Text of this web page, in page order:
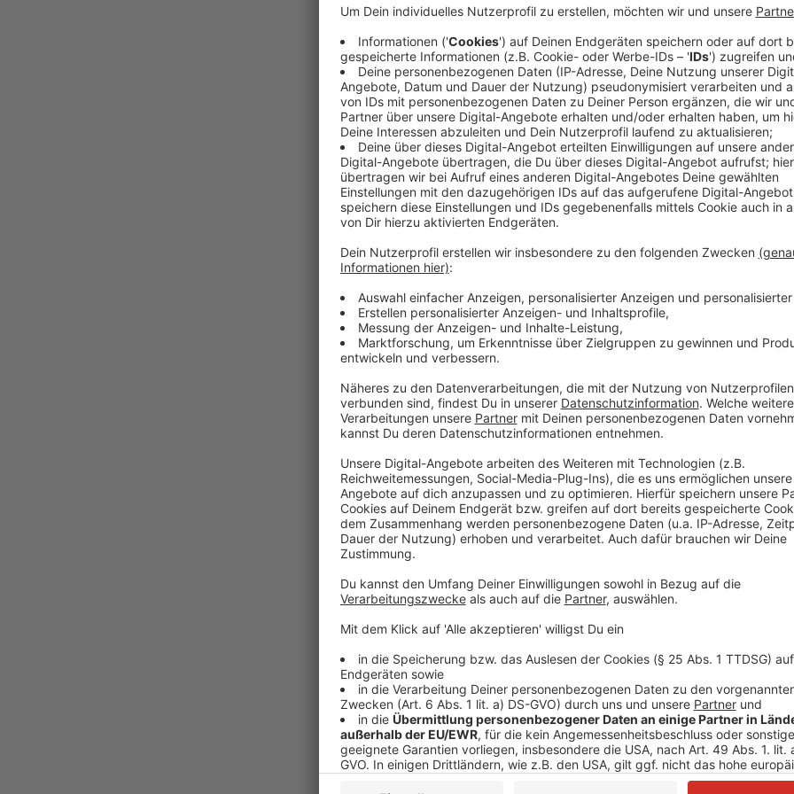
Der Tag im Kreis Mettmann (22.09.2023)
Anzeige
Weltkriegsbombe am Düsseldorfer Flughafen
Die amerikanische Fliegerbombe aus dem Zweiten
entschärft. Das hat die Stadt mitgeteilt. Weil die
Flughafens gefunden wurde, fanden während der
und Landungen waren betroffen. Auf der Danziger
kurzen Einschränkungen. Insgesamt waren rund
und des Ordnungsamtes im Einsatz, so die Stadt.
Segnungsgottesdienst für gleichgeschlechtliche
Mehrere Hundert Menschen haben einen
gleichgeschlechtliche Paare vor dem Kölner Dom
Mitglieder der Kirchengemeinde St. Lambertus in
"Regenbogenkirche für alle". Der
Priestern war eine Reaktion auf die Maßregelung
März eine Segensfeier für alle sich liebenden
dafür abgemahnt und darauf verwiesen, dass der
von der Segensfeier auf dem Bahnhofsvorplatz
Dutzend konservative Katholiken gegen die
Wohnungsmarkt in der Krise
Teure Immobilien, hohe Zinsen - und kaum Neubau.
wegen der gestiegenen Zinsen und der Inflation
Region ist vor allem der Bau neuer Häuser
Lage hier im Kreis Mettmann. Laut des Instituts